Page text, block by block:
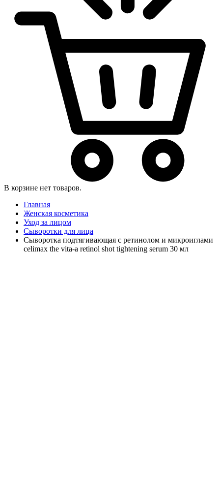
В корзине нет товаров.
Главная
Женская косметика
Уход за лицом
Сыворотки для лица
Сыворотка подтягивающая с ретинолом и микроиглами
celimax the vita-a retinol shot tightening serum 30 мл